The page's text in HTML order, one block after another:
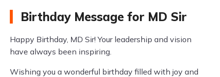
Birthday Message for MD Sir
Happy Birthday, MD Sir! Your leadership and vision
have always been inspiring.
Wishing you a wonderful birthday filled with joy and